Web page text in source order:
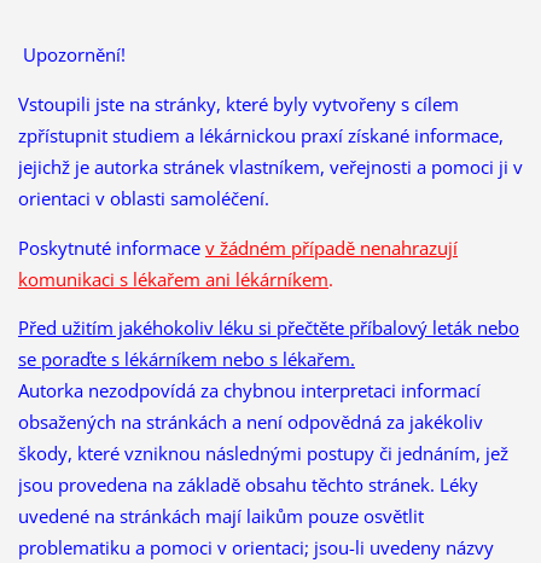
Upozornění!
Vstoupili jste na stránky, které byly vytvořeny s cílem
zpřístupnit studiem a lékárnickou praxí získané informace,
jejichž je autorka stránek vlastníkem, veřejnosti a pomoci ji v
orientaci v oblasti samoléčení.
Poskytnuté informace v žádném případě nenahrazují
komunikaci s lékařem ani lékárníkem.
Před užitím jakéhokoliv léku si přečtěte příbalový leták nebo
se poraďte s lékárníkem nebo s lékařem.
Autorka nezodpovídá za chybnou interpretaci informací
obsažených na stránkách a není odpovědná za jakékoliv
škody, které vzniknou následnými postupy či jednáním, jež
jsou provedena na základě obsahu těchto stránek. Léky
uvedené na stránkách mají laikům pouze osvětlit
problematiku a pomoci v orientaci; jsou-li uvedeny názvy